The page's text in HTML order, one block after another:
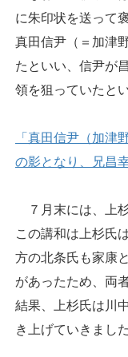
に朱印状を送って
真田信尹（＝加津
たといい、信尹が
領を狙っていたと
「真田信尹（加津
の影となり、兄昌
７月末には、上
この講和は上杉氏
方の北条氏も家康
があったため、両
結果、上杉氏は川
き上げていきました